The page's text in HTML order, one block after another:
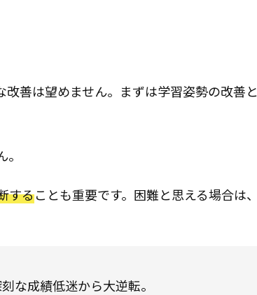
善は望めません。まずは学習姿勢の改善と
することも重要です。困難と思える場合は、
な成績低迷から大逆転。